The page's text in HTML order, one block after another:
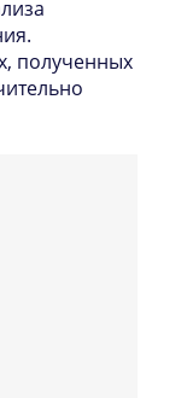
полученных